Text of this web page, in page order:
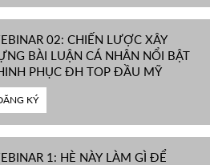
02: CHIẾN LƯỢC XÂY
BÀI LUẬN CÁ NHÂN NỔI BẬT
PHỤC ĐH TOP ĐẦU MỸ
KÝ
1: HÈ NÀY LÀM GÌ ĐỂ